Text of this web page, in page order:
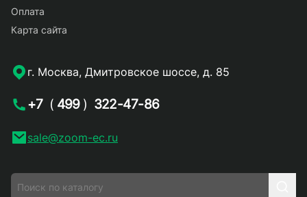
Оплата
Карта сайта
г. Москва, Дмитровское шоссе, д. 85
+7 ( 499 ) 322-47-86
sale@zoom-ec.ru